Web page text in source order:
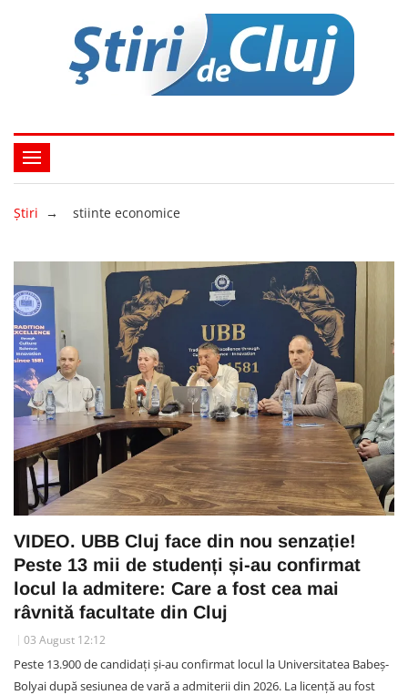
Ştiri → stiinte economice
VIDEO. UBB Cluj face din nou senzație!
Peste 13 mii de studenți și-au confirmat
locul la admitere: Care a fost cea mai
râvnită facultate din Cluj
03 August 12:12
Peste 13.900 de candidați și-au confirmat locul la Universitatea Babeș-
Bolyai după sesiunea de vară a admiterii din 2026. La licență au fost